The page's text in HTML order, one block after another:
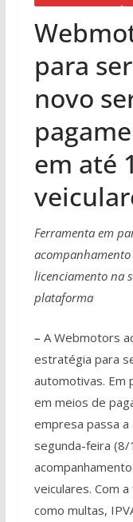
para
novo
em até
Ferramenta em
acompanhamento
licenciamento na
plataforma
– A Webmotors
estratégia para
automotivas. Em
em meios de
empresa passa
segunda-feira
veiculares. Com
como multas,